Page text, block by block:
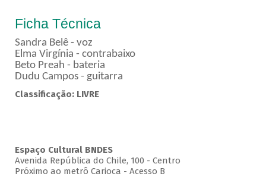
Ficha Técnica
Sandra Belê - voz
Elma Virgínia - contrabaixo
Beto Preah - bateria
Dudu Campos - guitarra
Classificação: LIVRE
Espaço Cultural BNDES
Avenida República do Chile, 100 - Centro
Próximo ao metrô Carioca - Acesso B